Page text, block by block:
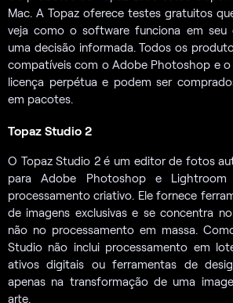
Mac. A Topaz oferece testes gratuitos
veja como o software funciona em
uma decisão informada. Todos os
compatíveis com o Adobe Photoshop e
licença perpétua e podem ser
em pacotes.
Topaz Studio 2
O Topaz Studio 2 é um editor de fotos
para Adobe Photoshop e
processamento criativo. Ele fornece
de imagens exclusivas e se concentra
não no processamento em massa.
Studio não inclui processamento em
ativos digitais ou ferramentas de
apenas na transformação de uma
arte.